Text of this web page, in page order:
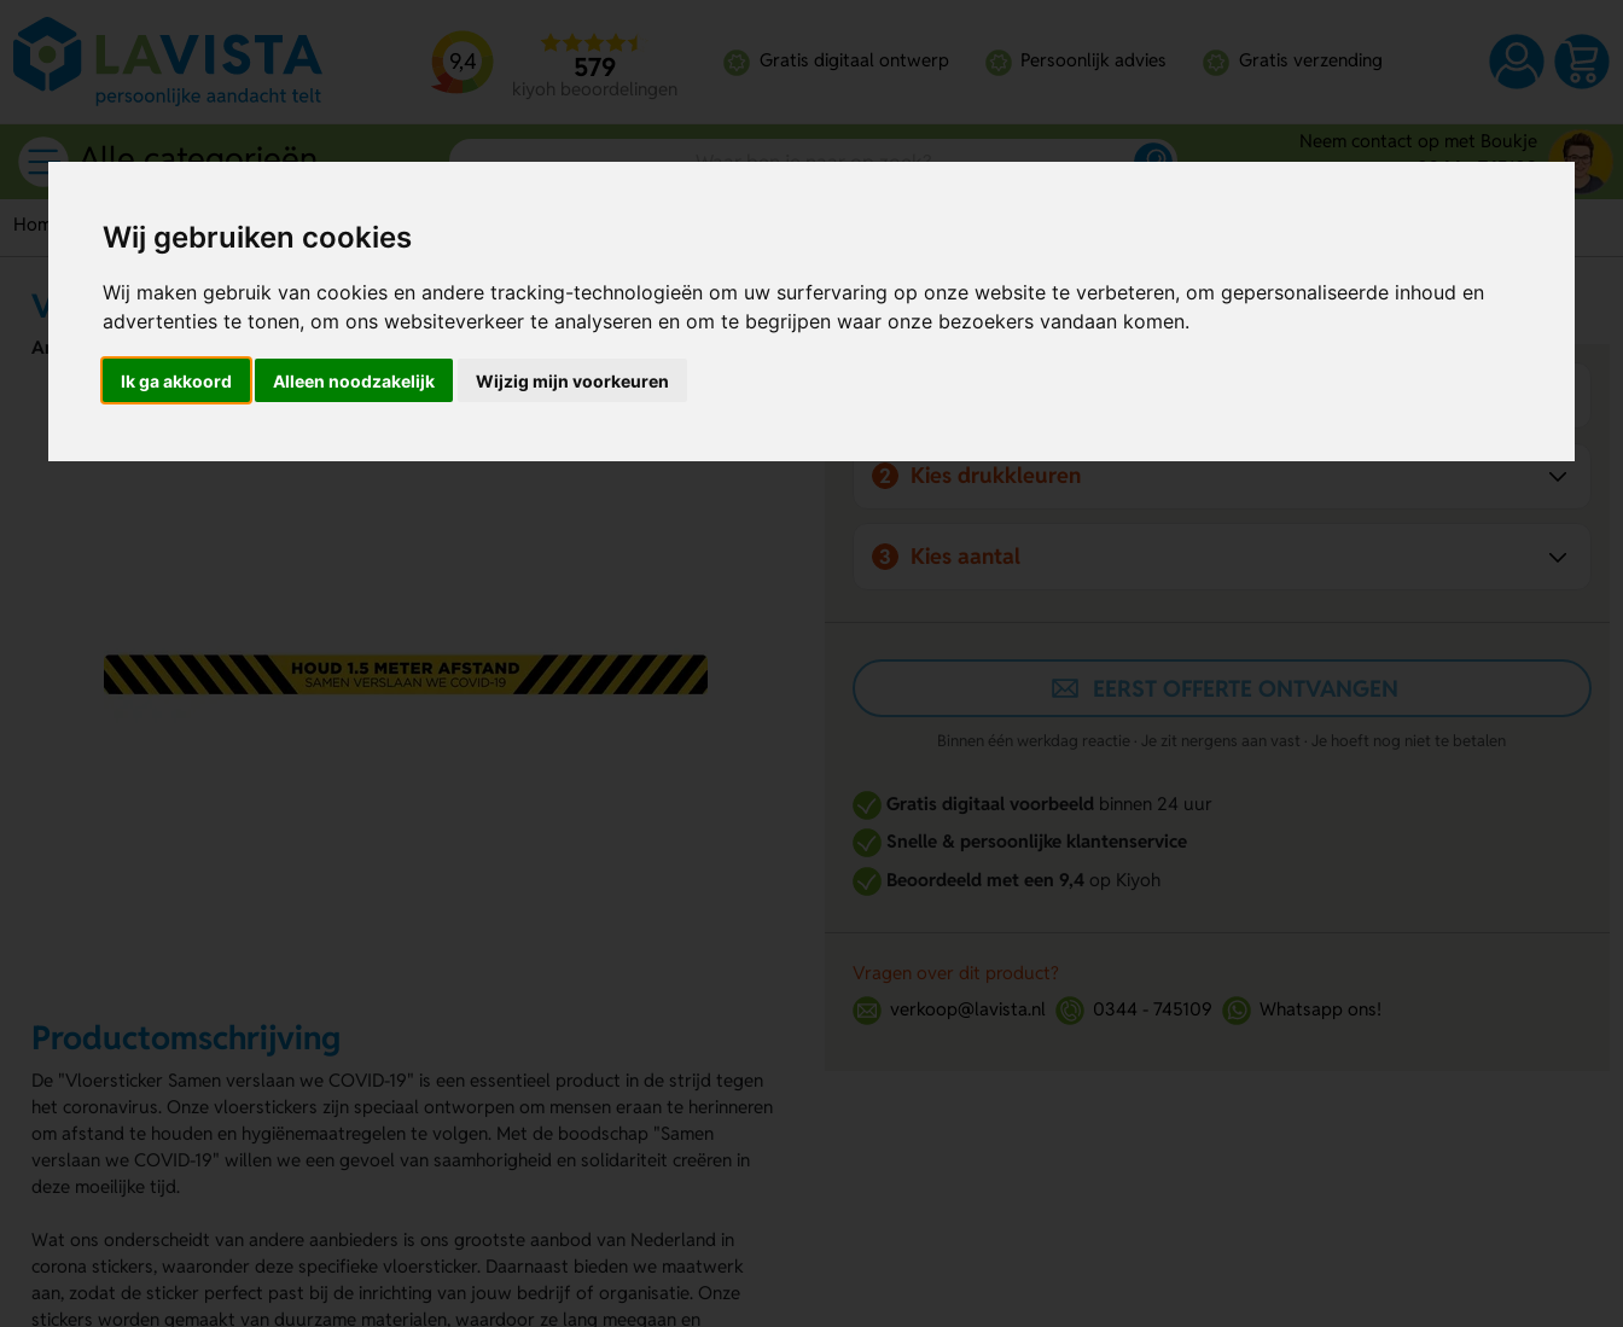
Wij gebruiken cookies
Wij maken gebruik van cookies en andere tracking-technologieën om uw surfervaring op onze website te verbeteren, om gepersonaliseerde inhoud en
advertenties te tonen, om ons websiteverkeer te analyseren en om te begrijpen waar onze bezoekers vandaan komen.
Ik ga akkoord Alleen noodzakelijk Wijzig mijn voorkeuren
9,4 579
kiyoh beoordelingen
Gratis digitaal ontwerp Persoonlijk advies Gratis verzending
Alle categorieën
Neem contact op met Boukje
0344 - 745109
Home Corona Stickers Vloersticker Samen verslaan we COVID-19
Vloersticker Samen verslaan we COVID-19
Artikelnummer:
Productomschrijving
De "Vloersticker Samen verslaan we COVID-19" is een essentieel product in de strijd tegen
het coronavirus. Onze vloerstickers zijn speciaal ontworpen om mensen eraan te herinneren
om afstand te houden en hygiënemaatregelen te volgen. Met de boodschap "Samen
verslaan we COVID-19" willen we een gevoel van saamhorigheid en solidariteit creëren in
deze moeilijke tijd.
Wat ons onderscheidt van andere aanbieders is ons grootste aanbod van Nederland in
corona stickers, waaronder deze specifieke vloersticker. Daarnaast bieden we maatwerk
aan, zodat de sticker perfect past bij de inrichting van jouw bedrijf of organisatie. Onze
stickers worden gemaakt van duurzame materialen, waardoor ze lang meegaan en
Bereken mijn prijs Prijs op aanvraag
2 Kies drukkleuren
3 Kies aantal
EERST OFFERTE ONTVANGEN
Binnen één werkdag reactie · Je zit nergens aan vast · Je hoeft nog niet te betalen
Gratis digitaal voorbeeldbinnen 24 uur
Snelle & persoonlijke klantenservice
Beoordeeld met een 9,4op Kiyoh
Vragen over dit product?
verkoop@lavista.nl
0344 - 745109 Whatsapp ons!